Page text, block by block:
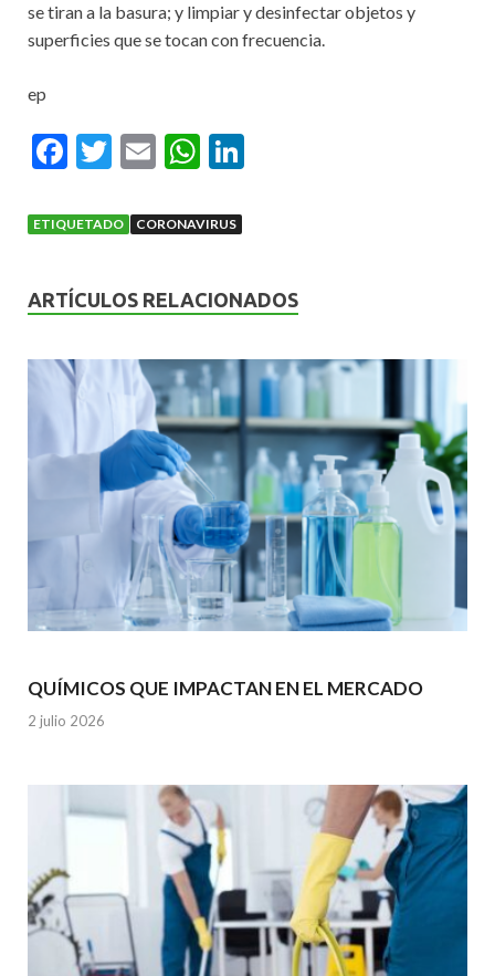
se tiran a la basura; y limpiar y desinfectar objetos y
superficies que se tocan con frecuencia.
ep
F
e
o
o
k
T
itt
E
ai
W
at
A
p
p
n
ETIQUETADO CORONAVIRUS
ARTÍCULOS RELACIONADOS
QUÍMICOS QUE IMPACTAN EN EL MERCADO
2 julio 2026